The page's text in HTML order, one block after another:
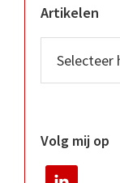
Artikelen
Volg mij op